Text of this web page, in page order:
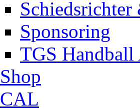
Schiedsrichter
Sponsoring
TGS Handball
Shop
CAL